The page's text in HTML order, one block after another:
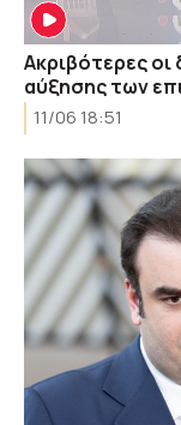
Ακριβότερες
αύξησης των
11/06 18:51